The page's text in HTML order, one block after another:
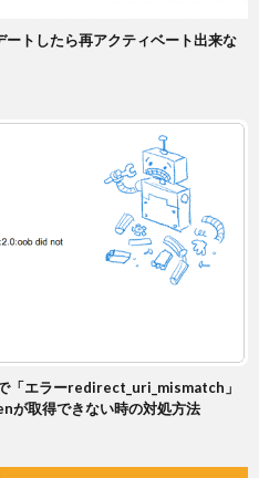
トしたら再アクティベート出来な
エラーredirect_uri_mismatch」
が取得できない時の対処方法